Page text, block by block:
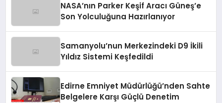
NASA’nın Parker Keşif Aracı Güneş’e
Son Yolculuğuna Hazırlanıyor
Samanyolu’nun Merkezindeki D9 İkili
Yıldız Sistemi Keşfedildi
Edirne Emniyet Müdürlüğü’nden Sahte
Belgelere Karşı Güçlü Denetim